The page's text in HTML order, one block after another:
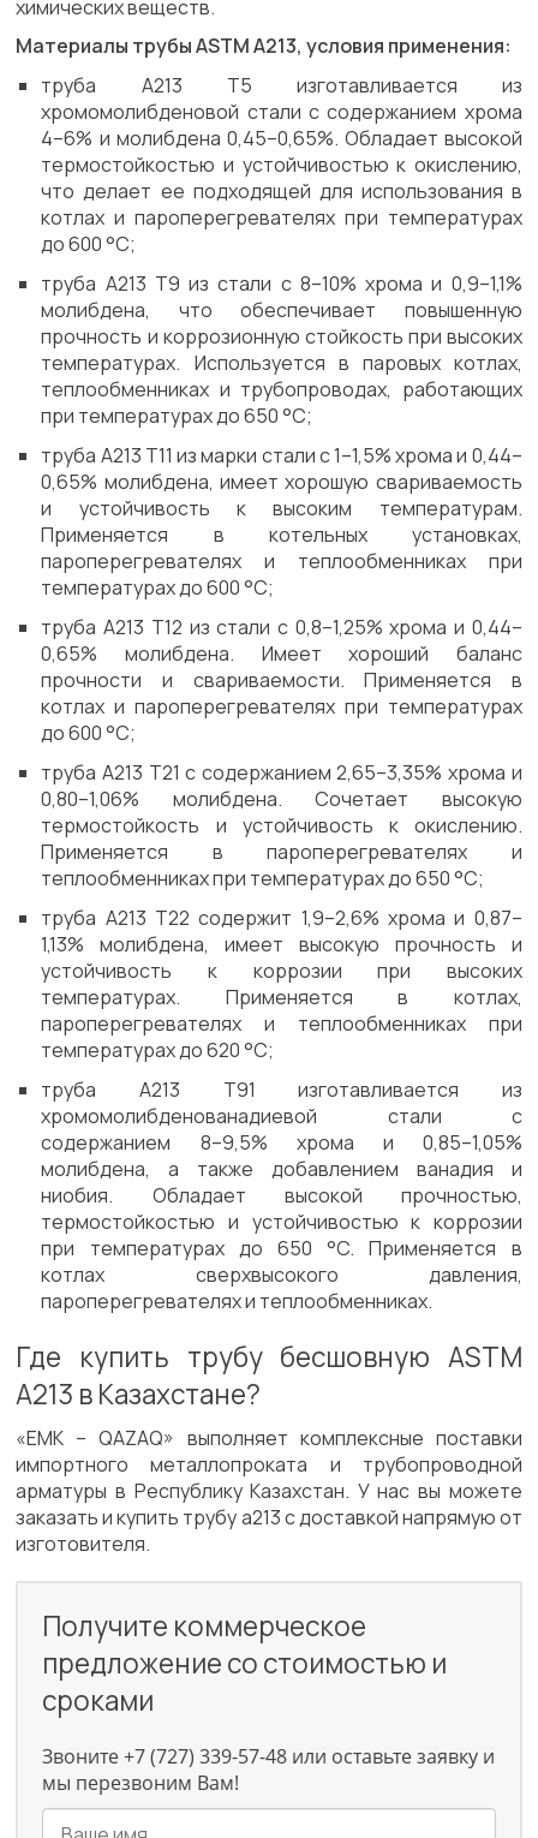
химических веществ.
Материалы трубы ASTM A213, условия применения:
труба A213 T5 изготавливается из
хромомолибденовой стали с содержанием хрома
4–6% и молибдена 0,45–0,65%. Обладает высокой
термостойкостью и устойчивостью к окислению,
что делает ее подходящей для использования в
котлах и пароперегревателях при температурах
до 600 °C;
труба A213 T9 из стали с 8–10% хрома и 0,9–1,1%
молибдена, что обеспечивает повышенную
прочность и коррозионную стойкость при высоких
температурах. Используется в паровых котлах,
теплообменниках и трубопроводах, работающих
при температурах до 650 °C;
труба A213 T11 из марки стали с 1–1,5% хрома и 0,44–
0,65% молибдена, имеет хорошую свариваемость
и устойчивость к высоким температурам.
Применяется в котельных установках,
пароперегревателях и теплообменниках при
температурах до 600 °C;
труба A213 T12 из стали с 0,8–1,25% хрома и 0,44–
0,65% молибдена. Имеет хороший баланс
прочности и свариваемости. Применяется в
котлах и пароперегревателях при температурах
до 600 °C;
труба A213 T21 с содержанием 2,65–3,35% хрома и
0,80–1,06% молибдена. Сочетает высокую
термостойкость и устойчивость к окислению.
Применяется в пароперегревателях и
теплообменниках при температурах до 650 °C;
труба A213 T22 содержит 1,9–2,6% хрома и 0,87–
1,13% молибдена, имеет высокую прочность и
устойчивость к коррозии при высоких
температурах. Применяется в котлах,
пароперегревателях и теплообменниках при
температурах до 620 °C;
труба A213 T91 изготавливается из
хромомолибденованадиевой стали с
содержанием 8–9,5% хрома и 0,85–1,05%
молибдена, а также добавлением ванадия и
ниобия. Обладает высокой прочностью,
термостойкостью и устойчивостью к коррозии
при температурах до 650 °C. Применяется в
котлах сверхвысокого давления,
пароперегревателях и теплообменниках.
Где купить трубу бесшовную ASTM
A213 в Казахстане?
«ЕМК – QAZAQ» выполняет комплексные поставки
импортного металлопроката и трубопроводной
арматуры в Республику Казахстан. У нас вы можете
заказать и купить трубу a213 с доставкой напрямую от
изготовителя.
Получите коммерческое
предложение со стоимостью и
сроками
Звоните +7 (727) 339-57-48 или оставьте заявку и
мы перезвоним Вам!